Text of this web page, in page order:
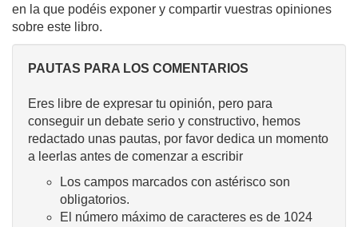
en la que podéis exponer y compartir vuestras opiniones
sobre este libro.
PAUTAS PARA LOS COMENTARIOS
Eres libre de expresar tu opinión, pero para
conseguir un debate serio y constructivo, hemos
redactado unas pautas, por favor dedica un momento
a leerlas antes de comenzar a escribir
Los campos marcados con astérisco son
obligatorios.
El número máximo de caracteres es de 1024